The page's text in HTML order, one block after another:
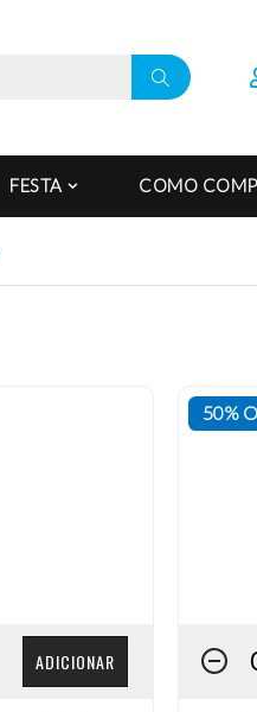
FESTA COMO
ADICIONAR
50%